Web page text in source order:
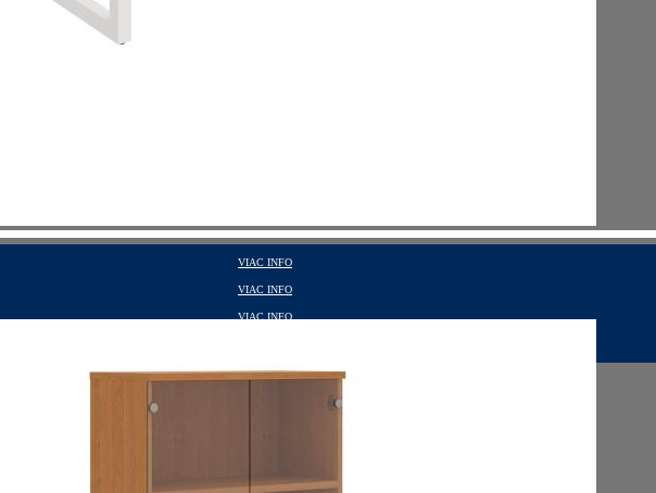
VIAC INFO
VIAC INFO
VIAC INFO